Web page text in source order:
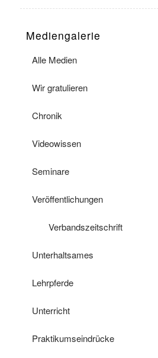
Mediengalerie
Alle Medien
Wir gratulieren
Chronik
Videowissen
Seminare
Veröffentlichungen
Verbandszeitschrift
Unterhaltsames
Lehrpferde
Unterricht
Praktikumseindrücke